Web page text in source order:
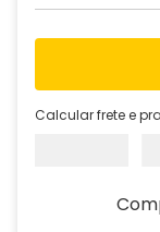
Calcular frete e